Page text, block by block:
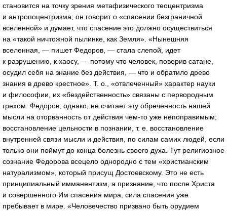
становится на точку зрения метафизического теоцентризма
и антропоцентризма; он говорит о «спасении безграничной
вселенной» и думает, что спасение это должно осуществиться
на «такой ничтожной пылинке, как Земля». «Нынешняя
вселенная, — пишет Федоров, — стала слепой, идет
к разрушению, к хаосу, — потому что человек, поверив сатане,
осудил себя на знание без действия, — что и обратило древо
знания в древо крестное». Т. о., «отвлеченный» характер науки
и философии, их «бездейственность» связаны с первородным
грехом. Федоров, однако, не считает эту обреченность нашей
мысли на оторванность от действия чем-то уже непоправимым;
восстановление цельности в познании, т. е. восстановление
внутренней связи мысли и действия, по силам самих людей, если
только они поймут до конца болезнь своего духа. Тут религиозное
сознание Федорова всецело однородно с тем «христианским
натурализмом», который присущ Достоевскому. Это не есть
принципиальный имманентизм, а признание, что после Христа
и совершенного Им спасения мира, сила спасения уже
пребывает в мире. «Человечество призвано быть орудием